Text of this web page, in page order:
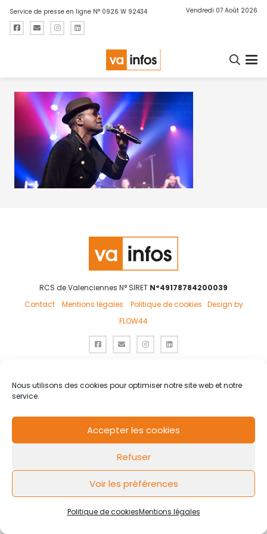
Nous utilisons des cookies pour optimiser notre site web et notre
service.
Accepter les cookies
Refuser
Voir les préférences
Politique de cookiesMentions légales
Service de presse en ligne N° 0926 W 92434 Vendredi 07 Août 2026
RCS de Valenciennes N° SIRET N°49178784200039
Contact
Mentions légales Politique de cookies Design by
FLOW44